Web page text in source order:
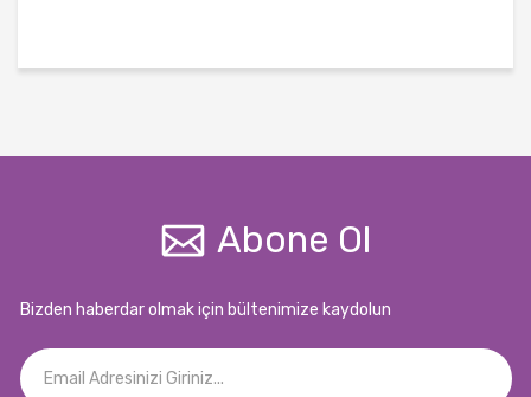
Abone Ol
Bizden haberdar olmak için bültenimize kaydolun